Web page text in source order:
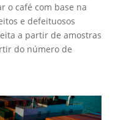
o café com base na
e defeituosos
a partir de amostras
do número de